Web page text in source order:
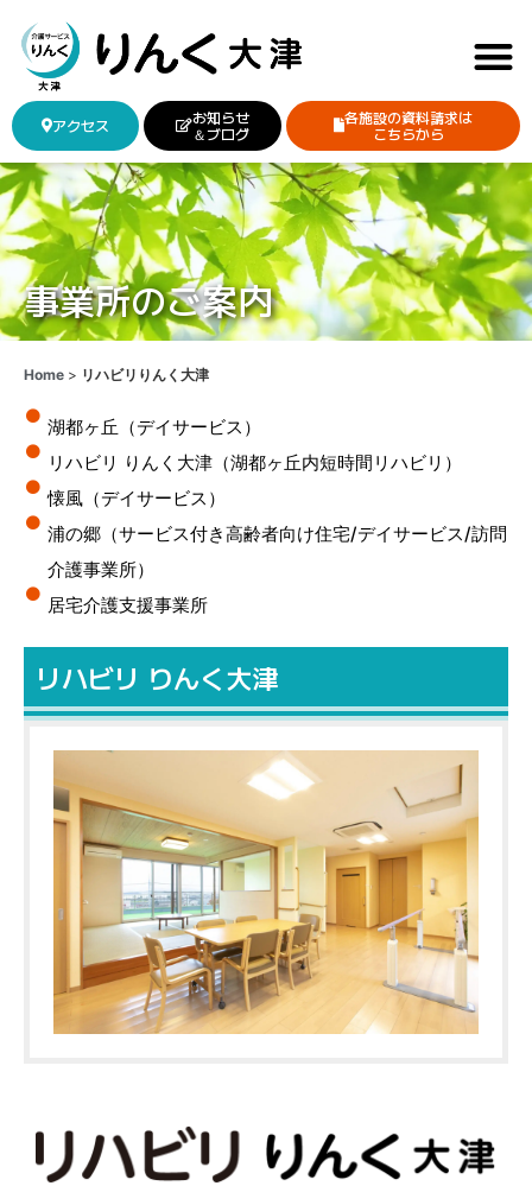
アクセス
お知らせ
＆ブログ
各施設の資料請求は
こちらから
事業所のご案内
Home > リハビリりんく大津
湖都ヶ丘（デイサービス）
リハビリ りんく大津（湖都ヶ丘内短時間リハビリ）
懐風（デイサービス）
浦の郷（サービス付き高齢者向け住宅/デイサービス/訪問
介護事業所）
居宅介護支援事業所
リハビリ りんく大津